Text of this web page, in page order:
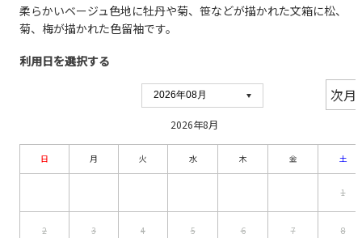
柔らかいベージュ色地に牡丹や菊、笹などが描かれた文箱に松、
菊、梅が描かれた色留袖です。
利用日を選択する
2026年8月
日 月 火 水 木 金 土
1
2 3 4 5 6 7 8